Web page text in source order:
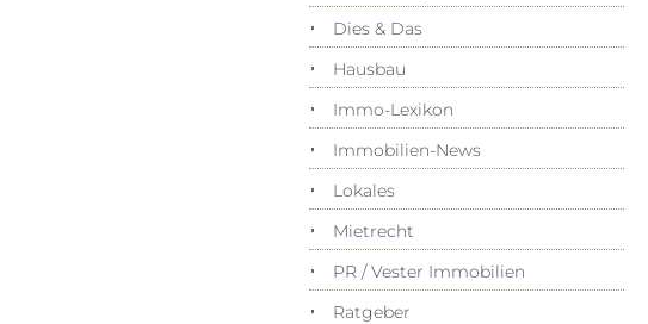
Dies & Das
Hausbau
Immo-Lexikon
Immobilien-News
Lokales
Mietrecht
PR / Vester Immobilien
Ratgeber